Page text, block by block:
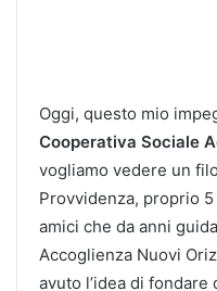
Oggi, questo mio
Cooperativa Sociale
vogliamo vedere un
Provvidenza, proprio
amici che da anni
Accoglienza Nuovi
avuto l’idea di